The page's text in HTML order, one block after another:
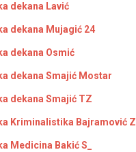
dekana Lavić
dekana Mujagić 24
dekana Osmić
dekana Smajić Mostar
dekana Smajić TZ
Kriminalistika Bajramović Z_
Medicina Bakić S_